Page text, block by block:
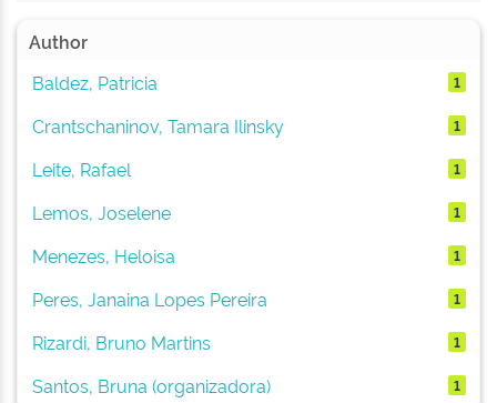
Author
Baldez, Patricia
1
Crantschaninov, Tamara Ilinsky 1
Leite, Rafael 1
Lemos, Joselene 1
Menezes, Heloisa 1
Peres, Janaina Lopes Pereira 1
Rizardi, Bruno Martins 1
Santos, Bruna (organizadora) 1